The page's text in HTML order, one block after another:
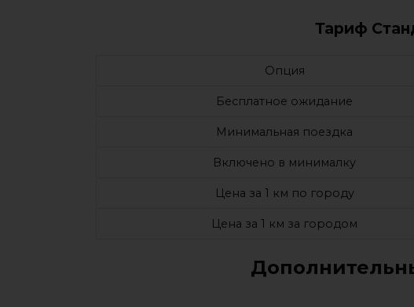
Тариф
Опция
Бесплатное ожидание
Минимальная поездка
Включено в минималку
Цена за 1 км по городу
Цена за 1 км за городом